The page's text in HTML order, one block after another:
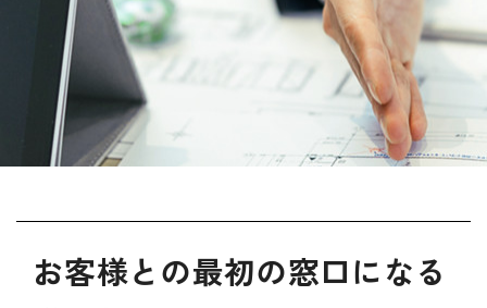
お客様との最初の窓口になる